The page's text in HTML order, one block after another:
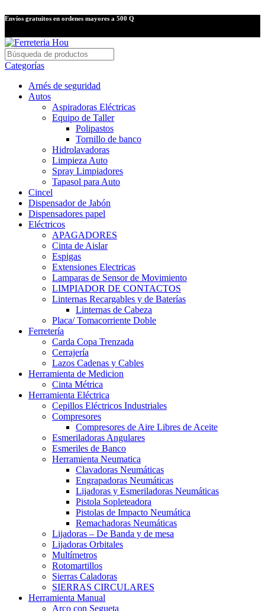
Envíos gratuitos en ordenes mayores a 500 Q
Categorías
Arnés de seguridad
Autos
Aspiradoras Eléctricas
Equipo de Taller
Polipastos
Tornillo de banco
Hidrolavadoras
Limpieza Auto
Spray Limpiadores
Tapasol para Auto
Cincel
Dispensador de Jabón
Dispensadores papel
Eléctricos
APAGADORES
Cinta de Aislar
Espigas
Extensiones Electricas
Lamparas de Sensor de Movimiento
LIMPIADOR DE CONTACTOS
Linternas Recargables y de Baterías
Linternas de Cabeza
Placa/ Tomacorriente Doble
Ferretería
Carda Copa Trenzada
Cerrajería
Lazos Cadenas y Cables
Herramienta de Medicion
Cinta Métrica
Herramienta Eléctrica
Cepillos Eléctricos Industriales
Compresores
Compresores de Aire Libres de Aceite
Esmeriladoras Angulares
Esmeriles de Banco
Herramienta Neumatica
Clavadoras Neumáticas
Engrapadoras Neumáticas
Lijadoras y Esmeriladoras Neumáticas
Pistola Sopleteadora
Pistolas de Impacto Neumática
Remachadoras Neumáticas
Lijadoras – De Banda y de mesa
Lijadoras Orbitales
Multímetros
Rotomartillos
Sierras Caladoras
SIERRAS CIRCULARES
Herramienta Manual
Arco con Segueta